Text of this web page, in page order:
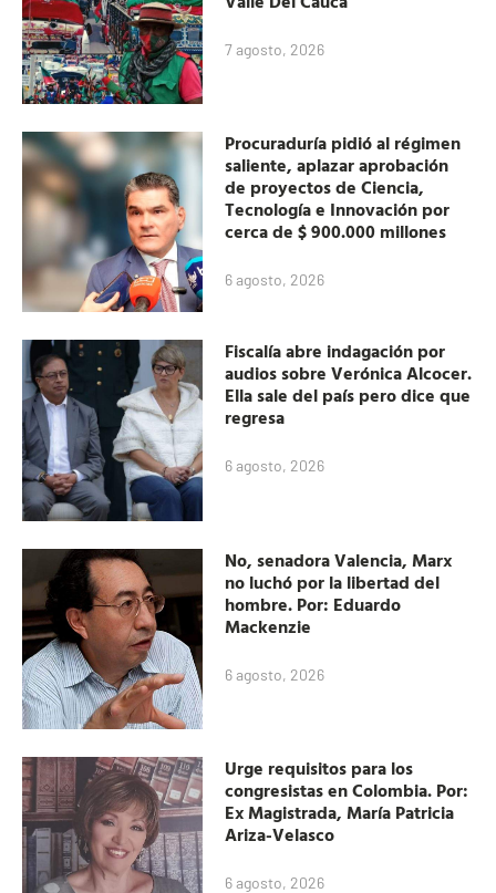
7 agosto, 2026
Procuraduría pidió al régimen
saliente, aplazar aprobación
de proyectos de Ciencia,
Tecnología e Innovación por
cerca de $ 900.000 millones
6 agosto, 2026
Fiscalía abre indagación por
audios sobre Verónica Alcocer.
Ella sale del país pero dice que
regresa
6 agosto, 2026
No, senadora Valencia, Marx
no luchó por la libertad del
hombre. Por: Eduardo
Mackenzie
6 agosto, 2026
Urge requisitos para los
congresistas en Colombia. Por:
Ex Magistrada, María Patricia
Ariza-Velasco
6 agosto, 2026